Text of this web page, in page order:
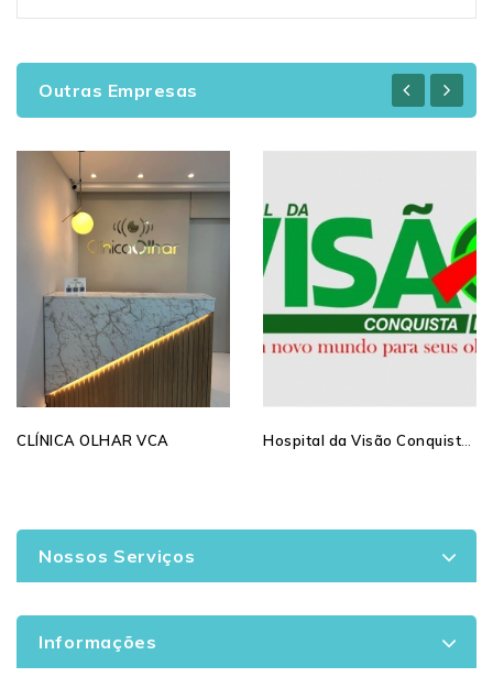
Outras Empresas
CLÍNICA OLHAR VCA Hospital da Visão Conquista Day
Nossos Serviços
Informações